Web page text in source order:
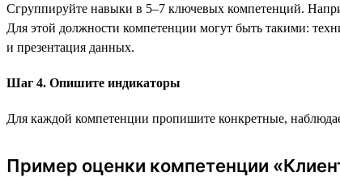
Сгруппируйте навыки в 5–7 ключевых компетенций.
Для этой должности компетенции могут быть такими:
и презентация данных.
Шаг 4. Опишите индикаторы
Для каждой компетенции пропишите конкретные,
Пример оценки компетенции